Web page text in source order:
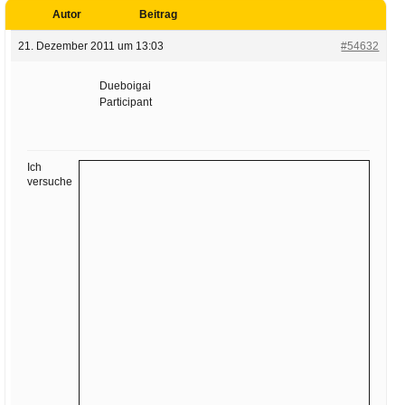
Autor Beitrag
21. Dezember 2011 um 13:03 #54632
Dueboigai
Participant
Ich
versuche
bereithält!
Wie z.B. Outlook,
GMail, Thunderbird
KuNoMail, usw.
E-Mail